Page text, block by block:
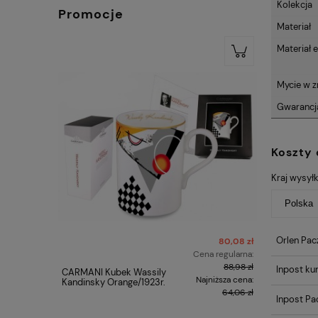
Promocje
CARMANI Kubek Wassily
Kandinsky Orange/1923r.
80,08 zł
Cena regularna:
88,98 zł
Najniższa cena:
64,06 zł
Figurka
Kolekcja
Materiał
Materiał
Mycie w
Koszty
Kraj
Orlen
Inpost
Inpost